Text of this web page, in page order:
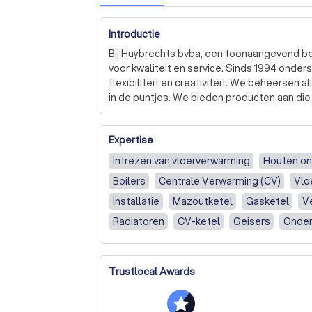
Introductie
Bij Huybrechts bvba, een toonaangevend
voor kwaliteit en service. Sinds 1994
flexibiliteit en creativiteit. We beheersen
in de puntjes. We bieden producten aan
gebruiksgemak en service ondersteuning.
regelingen, Vaillant verwarmingsketels en
We volgen de nieuwste evoluties in de
zuinigheid en esthetiek zijn de
graag bij het kiezen van de juiste,
Daarnaast bieden we ook
schoorsteen jaarlijks een onderhoudsbeurt
controle op gebreken. Ook het vegen van
schoorsteenbrand te voorkomen.
Bij Huybrechts bvba staan we klaar om u
nodigen u uit om contact met ons op te
Expertise
Infrezen van vloerverwarming
Houten
Boilers
Centrale Verwarming (CV)
Installatie
Mazoutketel Gasketel
Radiatoren
CV-ketel Geisers
Standaard vloerverwarming (infrezen)
Overige klussen
Trustlocal Awards